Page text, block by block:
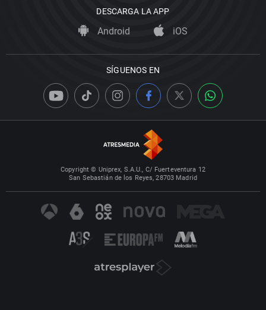
DESCARGA LA APP
Android iOS
SÍGUENOS EN
Copyright © Uniprex, S.A.U., C/ Fuerteventura 12
San Sebastián de los Reyes, 28703 Madrid